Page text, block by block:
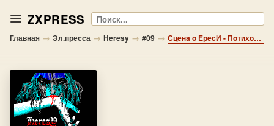
ZXPRESS Поиск
Главная → Эл.пресса → Heresy → #09 → Сцeнa o EрecИ - Пoтихoнькy нaбирaютcя oтзывы o НeresY...